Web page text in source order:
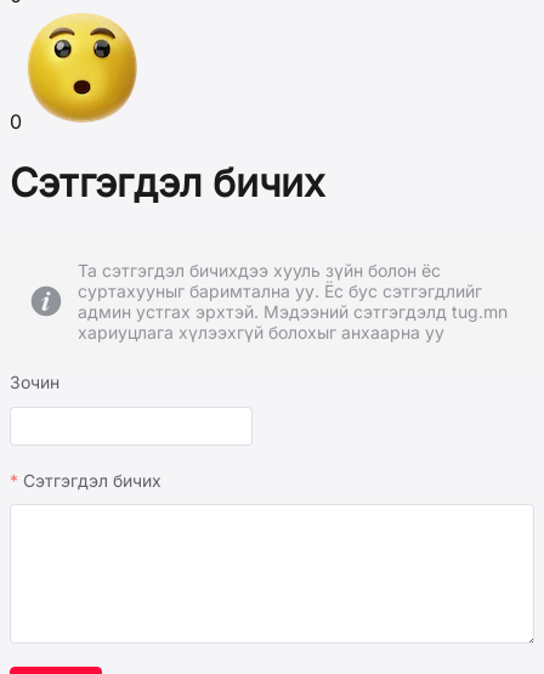
0
Сэтгэгдэл бичих
Та сэтгэгдэл бичихдээ хууль зүйн болон ёс
суртахууныг баримтална уу. Ёс бус сэтгэгдлийг
админ устгах эрхтэй. Мэдээний сэтгэгдэлд tug.mn
хариуцлага хүлээхгүй болохыг анхаарна уу
Зочин
Сэтгэгдэл бичих